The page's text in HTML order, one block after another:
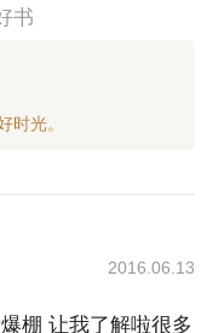
书
2016.06.13
棚 让我了解啦很多